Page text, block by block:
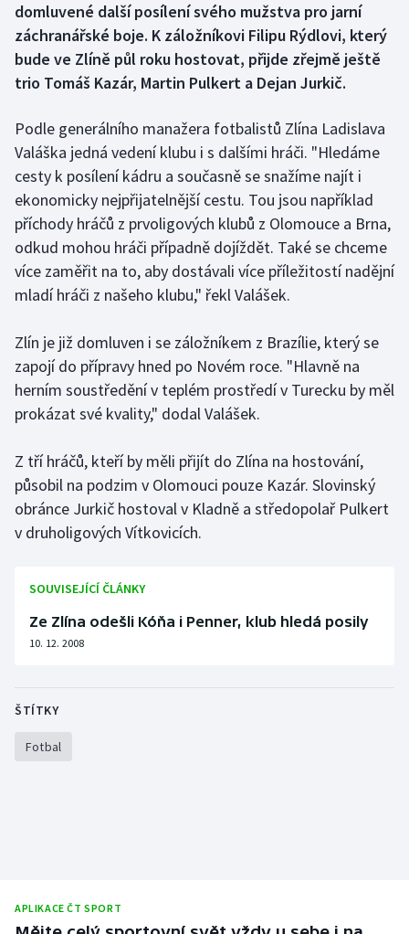
Box
Curling
Florbal
Futsal
Golf
Gymnastika
Jezdectví
Judo
Krasobruslení
Lezení
Lyže a snowboard
Moderní pětiboj
Motorsport
Parasport
domluvené další posílení svého mužstva pro jarní
záchranářské boje. K záložníkovi Filipu Rýdlovi, který
bude ve Zlíně půl roku hostovat, přijde zřejmě ještě
trio Tomáš Kazár, Martin Pulkert a Dejan Jurkič.
Podle generálního manažera fotbalistů Zlína Ladislava
Valáška jedná vedení klubu i s dalšími hráči. "Hledáme
cesty k posílení kádru a současně se snažíme najít i
ekonomicky nejpřijatelnější cestu. Tou jsou například
příchody hráčů z prvoligových klubů z Olomouce a Brna,
odkud mohou hráči případně dojíždět. Také se chceme
více zaměřit na to, aby dostávali více příležitostí nadějní
mladí hráči z našeho klubu," řekl Valášek.
Zlín je již domluven i se záložníkem z Brazílie, který se
zapojí do přípravy hned po Novém roce. "Hlavně na
herním soustředění v teplém prostředí v Turecku by měl
prokázat své kvality," dodal Valášek.
Z tří hráčů, kteří by měli přijít do Zlína na hostování,
působil na podzim v Olomouci pouze Kazár. Slovinský
obránce Jurkič hostoval v Kladně a středopolař Pulkert
v druholigových Vítkovicích.
SOUVISEJÍCÍ ČLÁNKY
Ze Zlína odešli Kóňa i Penner, klub hledá posily
10. 12. 2008
ŠTÍTKY
Fotbal
APLIKACE ČT SPORT